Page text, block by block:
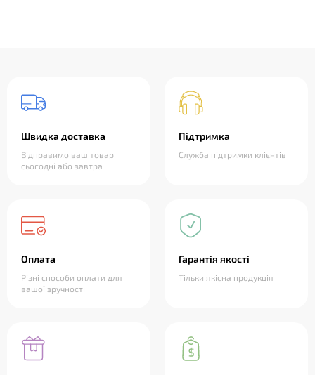
Швидка доставка
Відправимо ваш товар
сьогодні або завтра
Підтримка
Служба підтримки клієнтів
Оплата
Різні способи оплати для
вашої зручності
Гарантія якості
Тільки якісна продукція